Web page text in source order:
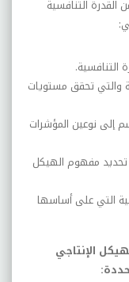
التنافسية
التنافسية.
والتي تحقق مستويات
إلى نوعين المؤشرات
مفهوم الهيكل
التي على أساسها
الإنتاجي